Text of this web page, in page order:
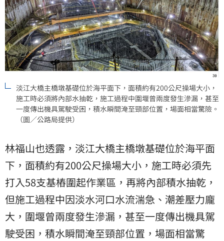
淡江大橋主橋墩基礎位於海平面下，面積約有200公尺操場大小，
施工時必須將內部水抽乾，施工過程中圍堰曾兩度發生滲漏，甚至
一度傳出機具駕駛受困，積水瞬間淹至頸部位置，場面相當驚險。
（圖／公路局提供）
林福山也透露，淡江大橋主橋墩基礎位於海平面
下，面積約有200公尺操場大小，施工時必須先
打入58支基樁圍起作業區，再將內部積水抽乾，
但施工過程中因淡水河口水流湍急、潮差壓力龐
大，圍堰曾兩度發生滲漏，甚至一度傳出機具駕
駛受困，積水瞬間淹至頸部位置，場面相當驚